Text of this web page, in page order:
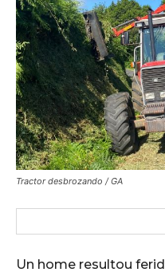
Tractor desbrozando / GA
Un home resultou